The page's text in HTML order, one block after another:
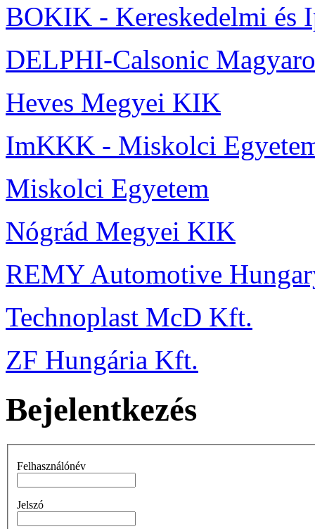
BOKIK - Kereskedelmi és
DELPHI-Calsonic
Heves Megyei KIK
ImKKK - Miskolci
Miskolci Egyetem
Nógrád Megyei KIK
REMY Automotive
Technoplast McD Kft.
ZF Hungária Kft.
Bejelentkezés
Felhasználónév
Jelszó